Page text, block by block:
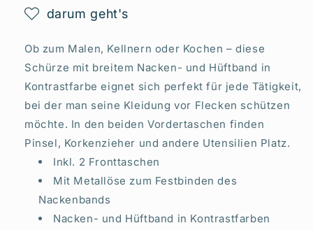
darum geht's
Ob zum Malen, Kellnern oder Kochen – diese
Schürze mit breitem Nacken- und Hüftband in
Kontrastfarbe eignet sich perfekt für jede Tätigkeit,
bei der man seine Kleidung vor Flecken schützen
möchte. In den beiden Vordertaschen finden
Pinsel, Korkenzieher und andere Utensilien Platz.
Inkl. 2 Fronttaschen
Mit Metallöse zum Festbinden des
Nackenbands
Nacken- und Hüftband in Kontrastfarben